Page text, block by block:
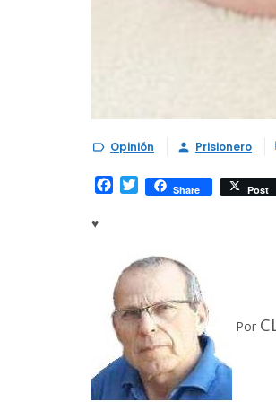
 Opinión  Prisionero
Facebook
TwitterShare Post
♥
Por